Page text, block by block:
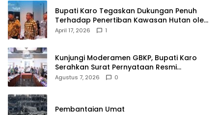
Bupati Karo Tegaskan Dukungan Penuh
Terhadap Penertiban Kawasan Hutan oleh
Pemerintah Pusat
April 17, 2026 1
Kunjungi Moderamen GBKP, Bupati Karo
Serahkan Surat Pernyataan Resmi
Penyerahan Aset RSUD Kabanjahe
Agustus 7, 2026 0
Pembantaian Umat